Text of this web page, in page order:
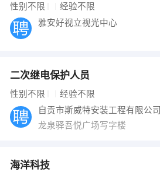
性别不限 经验不限
雅安好视立视光中心
二次继电保护人员
性别不限 经验不限
自贡市斯威特安装工程有限公司
龙泉驿吾悦广场写字楼
海洋科技